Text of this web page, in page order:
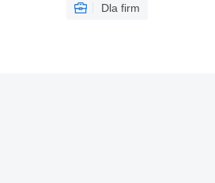
Dla firm